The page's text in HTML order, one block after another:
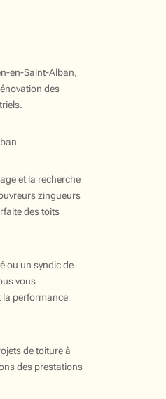
en-Saint-Alban,
des
et la recherche
zingueurs
des toits
ou un syndic de
vous
performance
de toiture à
des prestations